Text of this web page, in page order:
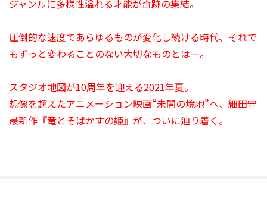
ジャンルに多様性溢れる才能が奇跡の集結。
圧倒的な速度であらゆるものが変化し続ける時代、それで
もずっと変わることのない大切なものとは―。
スタジオ地図が10周年を迎える2021年夏。
想像を超えたアニメーション映画“未開の境地”へ、細田守
最新作『竜とそばかすの姫』が、ついに辿り着く。